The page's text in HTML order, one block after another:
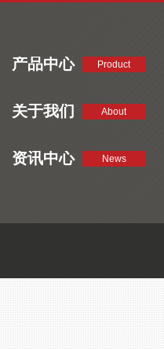
产品中心 Product
关于我们 About
资讯中心 News